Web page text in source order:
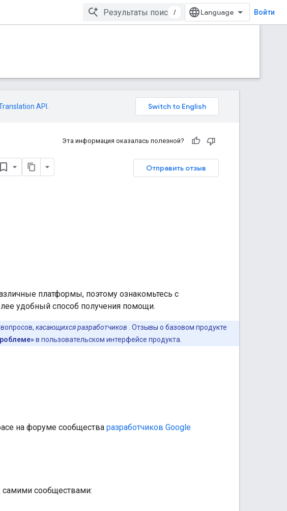
/ Войти
API
Эта информация оказалась полезной?
Отправить отзыв
платформы, поэтому ознакомьтесь с
удобный способ получения помощи.
касающихся разработчиков . Отзывы о базовом продукте
в пользовательском интерфейсе продукта.
на форуме сообщества разработчиков Google
самими сообществами: